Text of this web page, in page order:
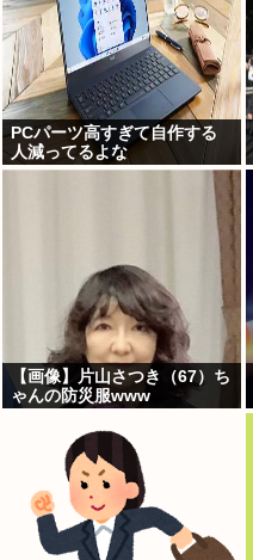
PCパーツ高すぎて自作する
人減ってるよな
【画像】片山さつき（67）ち
ゃんの防災服www